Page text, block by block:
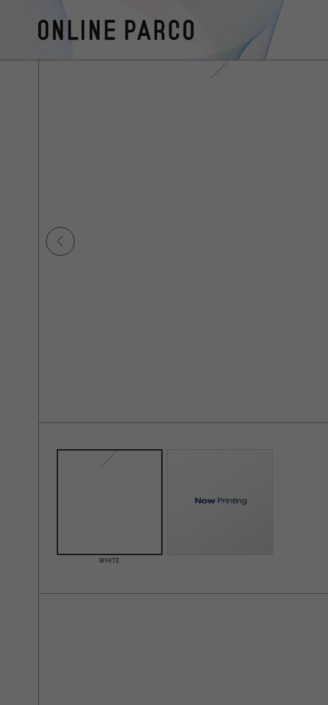
WHITE